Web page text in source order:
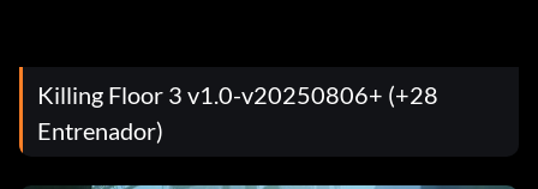
Killing Floor 3 v1.0-v20250806+ (+28
Entrenador)